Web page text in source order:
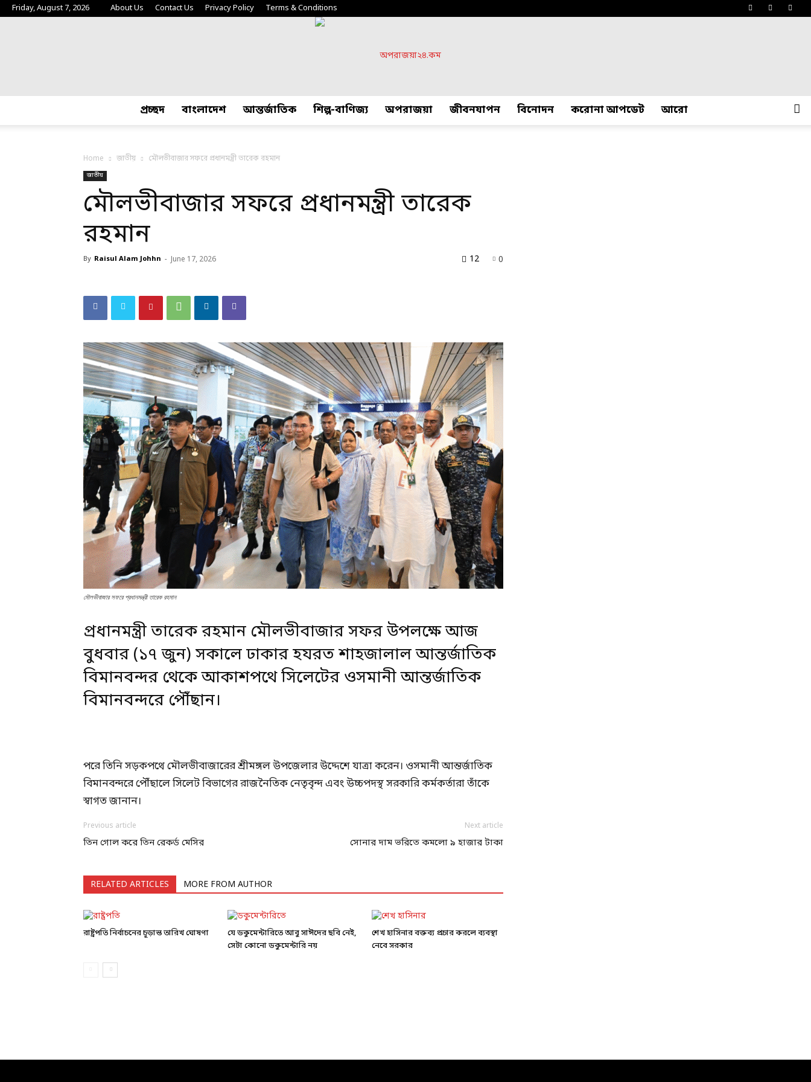
Friday, August 7, 2026 About Us Contact Us Privacy Policy Terms & Conditions
প্রচ্ছদ বাংলাদেশ আন্তর্জাতিক শিল্প-বাণিজ্য অপরাজয়া জীবনযাপন বিনোদন করোনা আপডেট আরো
Home জাতীয় মৌলভীবাজার সফরে প্রধানমন্ত্রী তারেক রহমান
জাতীয়
মৌলভীবাজার সফরে প্রধানমন্ত্রী তারেক
রহমান
By Raisul Alam Johhn - June 17, 2026 0
12
মৌলভীবাজার সফরে প্রধানমন্ত্রী তারেক রহমান
প্রধানমন্ত্রী তারেক রহমান মৌলভীবাজার সফর উপলক্ষে আজ
বুধবার (১৭ জুন) সকালে ঢাকার হযরত শাহজালাল আন্তর্জাতিক
বিমানবন্দর থেকে আকাশপথে সিলেটের ওসমানী আন্তর্জাতিক
বিমানবন্দরে পৌঁছান।
পরে তিনি সড়কপথে মৌলভীবাজারের শ্রীমঙ্গল উপজেলার উদ্দেশে যাত্রা করেন। ওসমানী আন্তর্জাতিক
বিমানবন্দরে পৌঁছালে সিলেট বিভাগের রাজনৈতিক নেতৃবৃন্দ এবং উচ্চপদস্থ সরকারি কর্মকর্তারা তাঁকে
স্বাগত জানান।
Previous article
তিন গোল করে তিন রেকর্ড মেসির
Next article
সোনার দাম ভরিতে কমলো ৯ হাজার টাকা
RELATED ARTICLES MORE FROM AUTHOR
রাষ্ট্রপতি নির্বাচনের চূড়ান্ত তারিখ ঘোষণা
যে ডকুমেন্টারিতে আবু সাঈদের ছবি নেই,
সেটা কোনো ডকুমেন্টারি নয়
শেখ হাসিনার বক্তব্য প্রচার করলে ব্যবস্থা
নেবে সরকার